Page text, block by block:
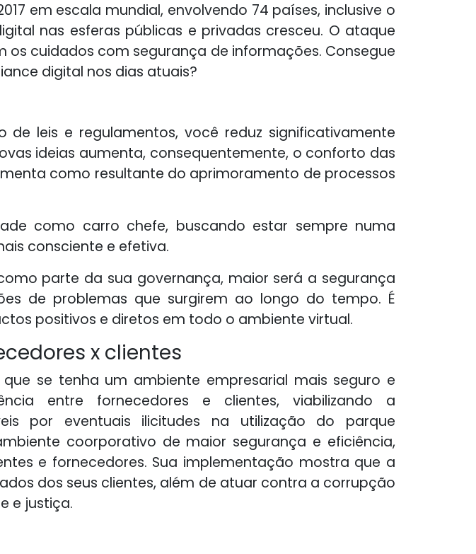
em escala mundial, envolvendo 74 países, inclusive o
nas esferas públicas e privadas cresceu. O ataque
cuidados com segurança de informações. Consegue
digital nos dias atuais?
leis e regulamentos, você reduz significativamente
ideias aumenta, consequentemente, o conforto das
como resultante do aprimoramento de processos
como carro chefe, buscando estar sempre numa
consciente e efetiva.
parte da sua governança, maior será a segurança
de problemas que surgirem ao longo do tempo. É
positivos e diretos em todo o ambiente virtual.
x clientes
se tenha um ambiente empresarial mais seguro e
entre fornecedores e clientes, viabilizando a
por eventuais ilicitudes na utilização do parque
coorporativo de maior segurança e eficiência,
e fornecedores. Sua implementação mostra que a
dos seus clientes, além de atuar contra a corrupção
e justiça.